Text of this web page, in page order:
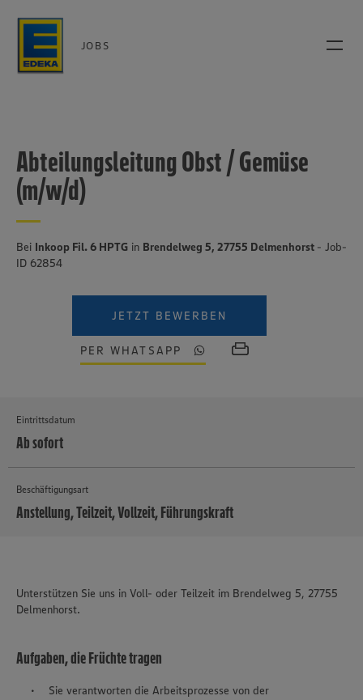
JOBS
Abteilungsleitung Obst / Gemüse
(m/w/d)
Bei Inkoop Fil. 6 HPTG in Brendelweg 5, 27755 Delmenhorst - Job-
ID 62854
JETZT BEWERBEN
PER WHATSAPP
Eintrittsdatum
Ab sofort
Beschäftigungsart
Anstellung, Teilzeit, Vollzeit, Führungskraft
Unterstützen Sie uns in Voll- oder Teilzeit im Brendelweg 5, 27755
Delmenhorst.
Aufgaben, die Früchte tragen
Sie verantworten die Arbeitsprozesse von der